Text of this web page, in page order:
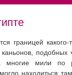
границей какого-
многие мили по
находиться